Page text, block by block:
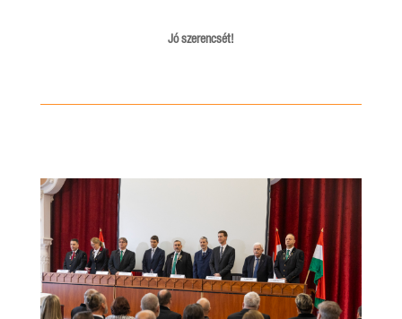
Jó szerencsét!